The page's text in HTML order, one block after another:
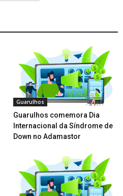
Guarulhos
Guarulhos comemora Dia
Internacional da Síndrome de
Down no Adamastor